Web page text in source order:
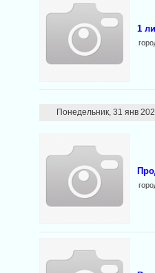
1
Понедельник, 31 янв